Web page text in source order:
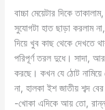
বাচ্চা মেয়েটার দিকে
সুযোগটা হাত ছাড়া করলাম
দিয়ে খুব কাছ থেকে দেখতে
পরিপূর্ণ তরল দুধে। সাদা,
করছে। কখন যে ঠোট নামিয়ে
না, হালকা ইশ জাতীয় শব্দ
-খোকা এদিকে আয় তো,